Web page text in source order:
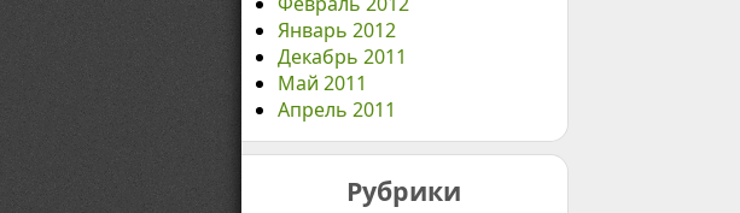
Январь 2012
Декабрь 2011
Май 2011
Апрель 2011
Рубрики